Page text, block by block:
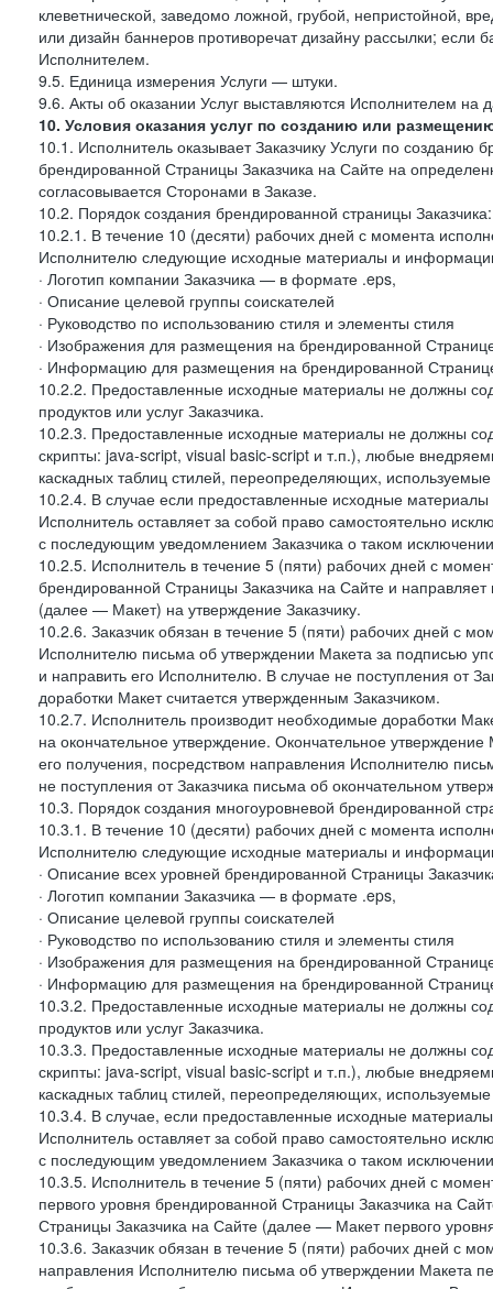
клеветнической, заведомо ложной, грубой, непристойной,
или дизайн баннеров противоречат дизайну рассылки;
Исполнителем.
9.5. Единица измерения Услуги — штуки.
9.6. Акты об оказании Услуг выставляются Исполнителем на
10. Условия оказания услуг по созданию или
10.1. Исполнитель оказывает Заказчику Услуги по
брендированной Страницы Заказчика на Сайте на
согласовывается Сторонами в Заказе.
10.2. Порядок создания брендированной страницы Заказчика:
10.2.1. В течение 10 (десяти) рабочих дней с момента
Исполнителю следующие исходные материалы и
· Логотип компании Заказчика — в формате .eps,
· Описание целевой группы соискателей
· Руководство по использованию стиля и элементы стиля
· Изображения для размещения на брендированной
· Информацию для размещения на брендированной
10.2.2. Предоставленные исходные материалы не должны
продуктов или услуг Заказчика.
10.2.3. Предоставленные исходные материалы не должны
скрипты: java-script, visual basic-script и т.п.), любые
каскадных таблиц стилей, переопределяющих,
10.2.4. В случае если предоставленные исходные
Исполнитель оставляет за собой право самостоятельно
с последующим уведомлением Заказчика о таком
10.2.5. Исполнитель в течение 5 (пяти) рабочих дней с
брендированной Страницы Заказчика на Сайте и
(далее — Макет) на утверждение Заказчику.
10.2.6. Заказчик обязан в течение 5 (пяти) рабочих дней с
Исполнителю письма об утверждении Макета за подписью
и направить его Исполнителю. В случае не поступления от
доработки Макет считается утвержденным Заказчиком.
10.2.7. Исполнитель производит необходимые доработки
на окончательное утверждение. Окончательное
его получения, посредством направления Исполнителю
не поступления от Заказчика письма об окончательном
10.3. Порядок создания многоуровневой брендированной
10.3.1. В течение 10 (десяти) рабочих дней с момента
Исполнителю следующие исходные материалы и
· Описание всех уровней брендированной Страницы
· Логотип компании Заказчика — в формате .eps,
· Описание целевой группы соискателей
· Руководство по использованию стиля и элементы стиля
· Изображения для размещения на брендированной
· Информацию для размещения на брендированной
10.3.2. Предоставленные исходные материалы не должны
продуктов или услуг Заказчика.
10.3.3. Предоставленные исходные материалы не должны
скрипты: java-script, visual basic-script и т.п.), любые
каскадных таблиц стилей, переопределяющих,
10.3.4. В случае, если предоставленные исходные
Исполнитель оставляет за собой право самостоятельно
с последующим уведомлением Заказчика о таком
10.3.5. Исполнитель в течение 5 (пяти) рабочих дней с
первого уровня брендированной Страницы Заказчика на
Страницы Заказчика на Сайте (далее — Макет первого
10.3.6. Заказчик обязан в течение 5 (пяти) рабочих дней с
направления Исполнителю письма об утверждении Макета